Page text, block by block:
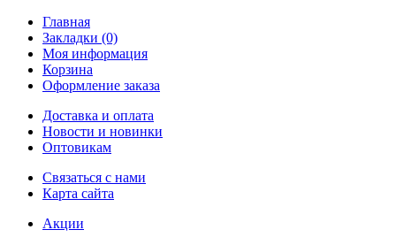
Главная
Закладки (0)
Моя информация
Корзина
Оформление заказа
Доставка и оплата
Новости и новинки
Оптовикам
Связаться с нами
Карта сайта
Акции